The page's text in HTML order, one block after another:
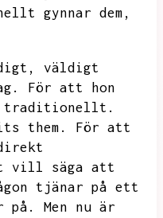
gynnar dem,
väldigt
För att hon
traditionellt.
them.
För att
vill säga att
tjänar på ett
på.
Men nu är